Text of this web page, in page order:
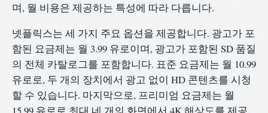
며, 월 비용은 제공하는 특성에 따라 다릅니다.
넷플릭스는 세 가지 주요 옵션을 제공합니다. 광고가 포
함된 요금제는 월 3.99 유로이며, 광고가 포함된 SD 품질
의 전체 카탈로그를 포함합니다. 표준 요금제는 월 10.99
유로로, 두 개의 장치에서 광고 없이 HD 콘텐츠를 시청
할 수 있습니다. 마지막으로, 프리미엄 요금제는 월